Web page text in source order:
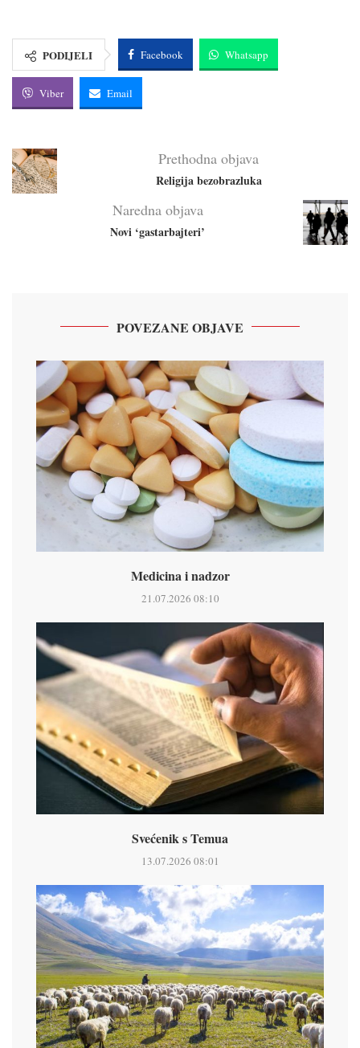
PODIJELI Facebook Whatsapp
Viber Email
Prethodna objava
Religija bezobrazluka
Naredna objava
Novi ‘gastarbajteri’
POVEZANE OBJAVE
Medicina i nadzor
21.07.2026 08:10
Svećenik s Temua
13.07.2026 08:01